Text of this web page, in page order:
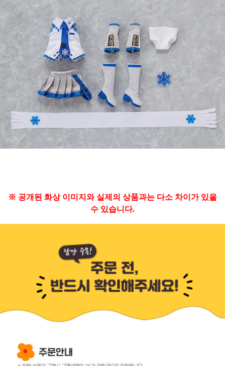
※ 공개된 화상 이미지와 실제의 상품과는 다소 차이가 있을
수 있습니다.